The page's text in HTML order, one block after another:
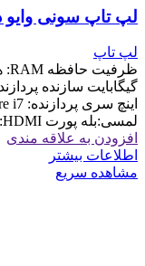
لپ تاپ سونی وایو
لپ تاپ
لمسی:بله پورت HDMI:دارد
افزودن به علاقه مندی
اطلاعات بیشتر
مشاهده سریع